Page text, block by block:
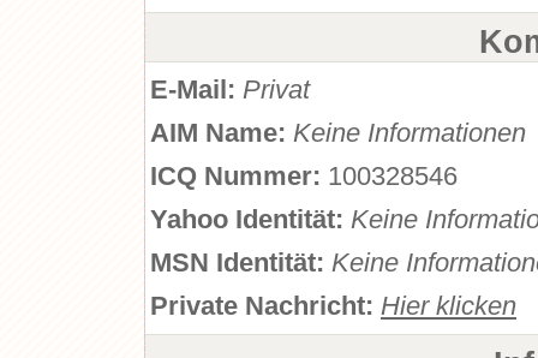
E-Mail: Privat
AIM Name: Keine Informationen
ICQ Nummer: 100328546
Yahoo Identität: Keine
MSN Identität: Keine
Private Nachricht: Hier klicken